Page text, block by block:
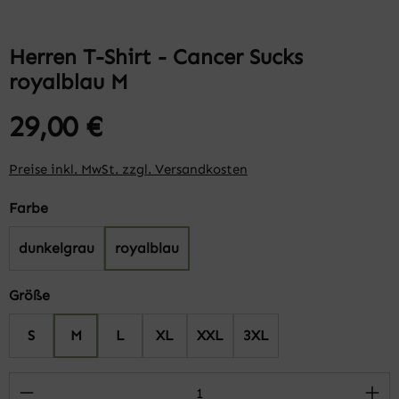
Herren T-Shirt - Cancer Sucks
royalblau M
29,00 €
Preise inkl. MwSt. zzgl. Versandkosten
Farbeauswählen
dunkelgrau royalblau
Größeauswählen
S M L XL XXL 3XL
Produkt Anzahl: Gib den gewünschten